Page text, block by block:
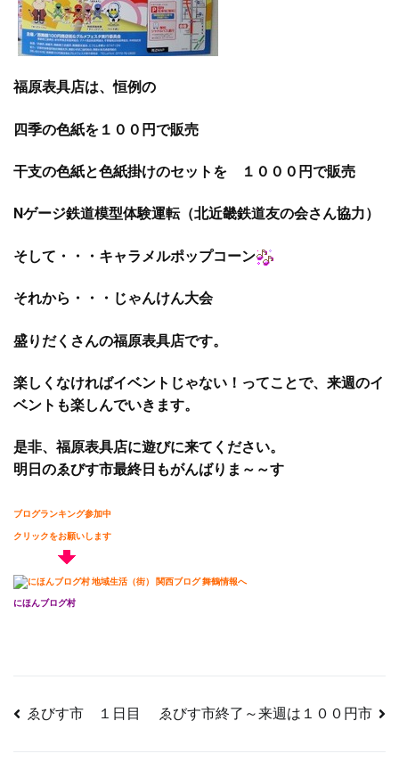
福原表具店は、恒例の
四季の色紙を１００円で販売
干支の色紙と色紙掛けのセットを １０００円で販売
Nゲージ鉄道模型体験運転（北近畿鉄道友の会さん協力）
そして・・・キャラメルポップコーン
それから・・・じゃんけん大会
盛りだくさんの福原表具店です。
楽しくなければイベントじゃない！ってことで、来週のイ
ベントも楽しんでいきます。
是非、福原表具店に遊びに来てください。
明日のゑびす市最終日もがんばりま～～す
ブログランキング参加中
クリックをお願いします
にほんブログ村
投
ゑびす市 １日目 ゑびす市終了～来週は１００円市